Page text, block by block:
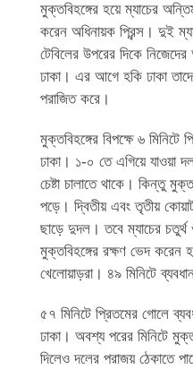
মুক্তবিহঙ্গের হয়ে ম্যাচের
করেন অধিনায়ক প্রিন্স। দুই
টেবিলের উপরের দিকে
ঢাকা। এর আগে হকি ঢাকা
পরাজিত করে।
মুক্তবিহঙ্গের বিপক্ষে ৬
ঢাকা। ১-০ তে এগিয়ে যাওয়া
চেষ্টা চালাতে থাকে। কিন্তু
পড়ে। দ্বিতীয় এবং তৃতীয়
ছাড়ে দুদল। তবে ম্যাচের চতুর্থ
মুক্তবিহঙ্গের রক্ষণ ভেদ করেন
খেলোয়াড়রা। ৪৯ মিনিটে
৫৭ মিনিটে প্রিতমের গোলে
ঢাকা। অবশ্য পরের মিনিটে
দিলেও দলের পরাজয় ঠেকাতে